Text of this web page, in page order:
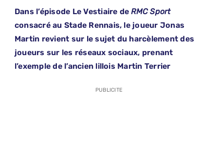
Dans l’épisode Le Vestiaire deRMC Sport
consacré au Stade Rennais, le joueur Jonas
Martin revient sur le sujet du harcèlement des
joueurs sur les réseaux sociaux, prenant
l’exemple de l’ancien lillois Martin Terrier
PUBLICITE